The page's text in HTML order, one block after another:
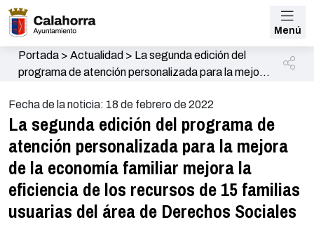
Menú
Portada> Actualidad > La segunda edición del
programa de atención personalizada para la mejora
recursos de 15 familias usuarias del área de
Derechos Sociales
Fecha de la noticia: 18 de febrero de 2022
La segunda edición del programa de
atención personalizada para la mejora
de la economía familiar mejora la
eficiencia de los recursos de 15 familias
usuarias del área de Derechos Sociales